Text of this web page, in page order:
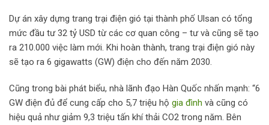
Dự án xây dựng trang trại điện gió tại thành phố Ulsan có tổng
mức đầu tư 32 tỷ USD từ các cơ quan công – tư và cũng sẽ tạo
ra 210.000 việc làm mới. Khi hoàn thành, trang trại điện gió này
sẽ tạo ra 6 gigawatts (GW) điện cho đến năm 2030.
Cũng trong bài phát biểu, nhà lãnh đạo Hàn Quốc nhấn mạnh: “6
GW điện đủ để cung cấp cho 5,7 triệu hộ gia đình và cũng có
hiệu quả như giảm 9,3 triệu tấn khí thải CO2 trong năm. Bên